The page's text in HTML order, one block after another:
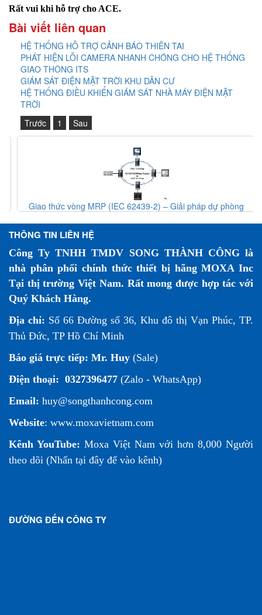
Rất vui khi hỗ trợ cho ACE.
Bài viết liên quan
HỆ THỐNG HỖ TRỢ CẢNH BÁO THIÊN TAI
PHÁT HIỆN LỖI CAMERA NHANH CHÓNG CHO HỆ THỐNG
GIAO THÔNG ITS
GIÁM SÁT ĐIỆN MẶT TRỜI KHU DÂN CƯ
HỆ THỐNG ĐIỀU KHIỂN GIÁM SÁT NHÀ MÁY ĐIỆN MẶT
TRỜI
Trước
1 Sau
Giao thức vòng MRP (IEC 62439-2) – Giải pháp dự phòng
THÔNG TIN LIÊN HỆ
Công Ty TNHH TMDV SONG THÀNH CÔNG là
nhà phân phối chính thức thiết bị hãng MOXA Inc
Tại thị trường Việt Nam. Rất mong được hợp tác với
Quý Khách Hàng.
Địa chỉ: Số 66 Đường số 36, Khu đô thị Vạn Phúc, TP.
Thủ Đức, TP Hồ Chí Minh
Báo giá trực tiếp: Mr. Huy (Sale)
Điện thoại: 0327396477 (Zalo - WhatsApp)
Email: huy@songthanhcong.com
Website: www.moxavietnam.com
Kênh YouTube: Moxa Việt Nam với hơn 8,000 Người
theo dõi (Nhấn tại đây để vào kênh)
ĐƯỜNG ĐẾN CÔNG TY